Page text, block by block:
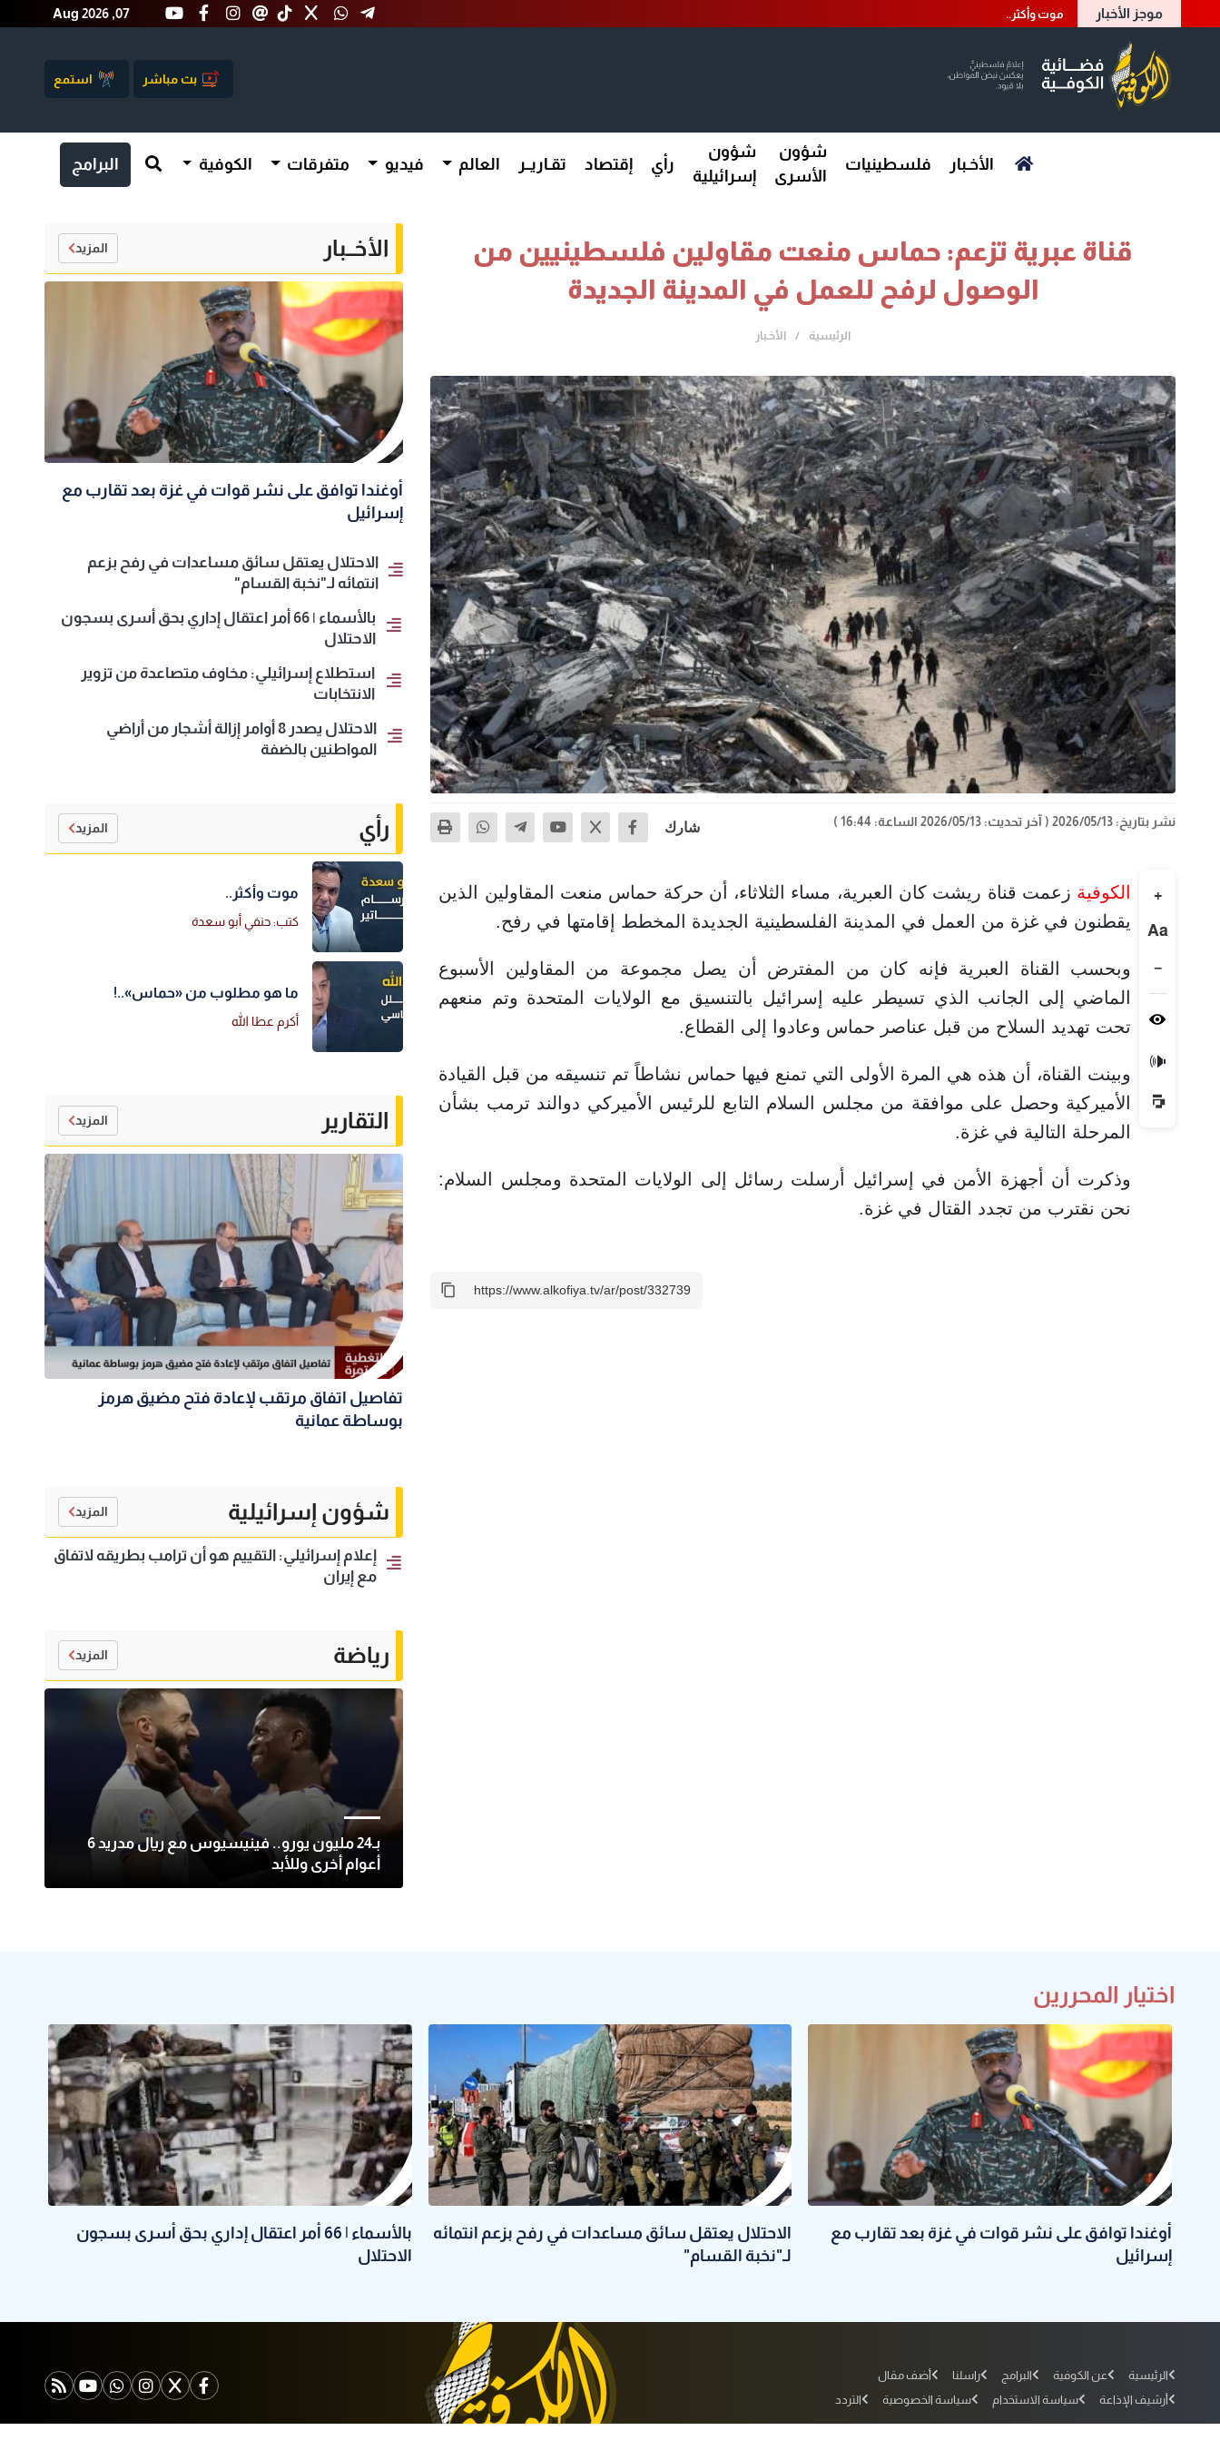
موجز الأخبار موت وأكثر.. Aug 2026 ,07
بث مباشر استمع
الأخـبار فلسطينيات
شؤون
الأسرى
شؤون
إسرائيلية
رأي إقتصاد تقـاريــر العالم فيديو متفرقات الكوفية البرامج
قناة عبرية تزعم: حماس منعت مقاولين فلسطينيين من
الوصول لرفح للعمل في المدينة الجديدة
الرئيسية الأخـبار
نشر بتاريخ: 2026/05/13 ( آخر تحديث: 2026/05/13 الساعة: 16:44 ) شارك
+
Aa
−
🔊
الكوفية زعمت قناة ريشت كان العبرية، مساء الثلاثاء، أن حركة حماس منعت المقاولين الذين
يقطنون في غزة من العمل في المدينة الفلسطينية الجديدة المخطط إقامتها في رفح.
وبحسب القناة العبرية فإنه كان من المفترض أن يصل مجموعة من المقاولين الأسبوع
الماضي إلى الجانب الذي تسيطر عليه إسرائيل بالتنسيق مع الولايات المتحدة وتم منعهم
تحت تهديد السلاح من قبل عناصر حماس وعادوا إلى القطاع.
وبينت القناة، أن هذه هي المرة الأولى التي تمنع فيها حماس نشاطاً تم تنسيقه من قبل القيادة
الأميركية وحصل على موافقة من مجلس السلام التابع للرئيس الأميركي دوالند ترمب بشأن
المرحلة التالية في غزة.
وذكرت أن أجهزة الأمن في إسرائيل أرسلت رسائل إلى الولايات المتحدة ومجلس السلام:
نحن نقترب من تجدد القتال في غزة.
الأخــبار المزيد
أوغندا توافق على نشر قوات في غزة بعد تقارب مع
إسرائيل
الاحتلال يعتقل سائق مساعدات في رفح بزعم
انتمائه لـ"نخبة القسام"
بالأسماء | 66 أمر اعتقال إداري بحق أسرى بسجون
الاحتلال
استطلاع إسرائيلي: مخاوف متصاعدة من تزوير
الانتخابات
الاحتلال يصدر 8 أوامر إزالة أشجار من أراضي
المواطنين بالضفة
رأي المزيد
موت وأكثر..
كتب: حنفي أبو سعدة
ما هو مطلوب من «حماس»..!
أكرم عطا الله
التقارير المزيد
تفاصيل اتفاق مرتقب لإعادة فتح مضيق هرمز
بوساطة عمانية
شؤون إسرائيلية المزيد
إعلام إسرائيلي: التقييم هو أن ترامب بطريقه لاتفاق
مع إيران
رياضة المزيد
بـ24 مليون يورو.. فينيسيوس مع ريال مدريد 6
أعوام أخرى وللأبد
اختيار المحررين
أوغندا توافق على نشر قوات في غزة بعد تقارب مع
إسرائيل
الاحتلال يعتقل سائق مساعدات في رفح بزعم انتمائه
لـ"نخبة القسام"
بالأسماء | 66 أمر اعتقال إداري بحق أسرى بسجون
الاحتلال
الرئيسية عن الكوفية البرامج راسلنا
أضف مقال
أرشيف الإذاعة
سياسة الاستخدام سياسة الخصوصية التردد